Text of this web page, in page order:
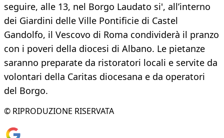
seguire, alle 13, nel Borgo Laudato si', all’interno
dei Giardini delle Ville Pontificie di Castel
Gandolfo, il Vescovo di Roma condividerà il pranzo
con i poveri della diocesi di Albano. Le pietanze
saranno preparate da ristoratori locali e servite da
volontari della Caritas diocesana e da operatori
del Borgo.
© RIPRODUZIONE RISERVATA